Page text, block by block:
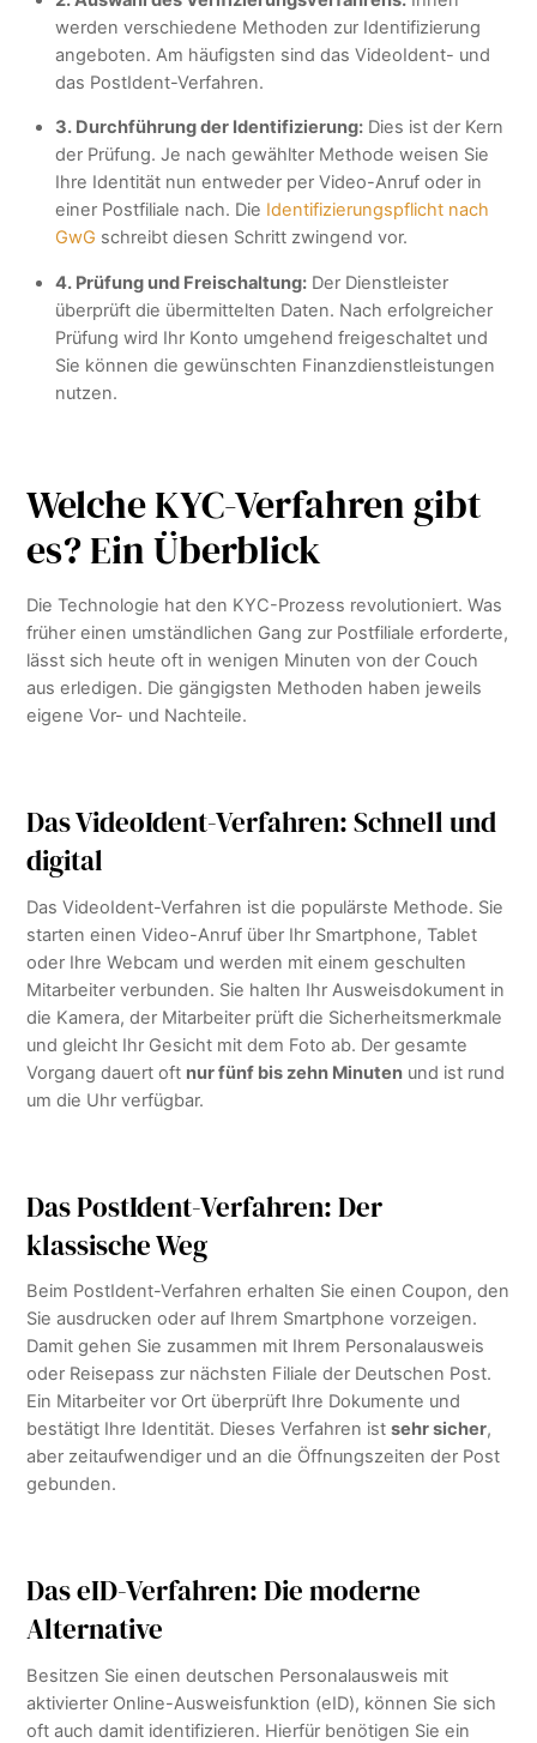
werden verschiedene Methoden zur Identifizierung
angeboten. Am häufigsten sind das VideoIdent- und
das PostIdent-Verfahren.
3. Durchführung der Identifizierung:Dies ist der Kern
der Prüfung. Je nach gewählter Methode weisen Sie
Ihre Identität nun entweder per Video-Anruf oder in
einer Postfiliale nach. Die Identifizierungspflicht nach
GwG schreibt diesen Schritt zwingend vor.
4. Prüfung und Freischaltung:Der Dienstleister
überprüft die übermittelten Daten. Nach erfolgreicher
Prüfung wird Ihr Konto umgehend freigeschaltet und
Sie können die gewünschten Finanzdienstleistungen
nutzen.
Welche KYC-Verfahren gibt
es? Ein Überblick
Die Technologie hat den KYC-Prozess revolutioniert. Was
früher einen umständlichen Gang zur Postfiliale erforderte,
lässt sich heute oft in wenigen Minuten von der Couch
aus erledigen. Die gängigsten Methoden haben jeweils
eigene Vor- und Nachteile.
Das VideoIdent-Verfahren: Schnell und
digital
Das VideoIdent-Verfahren ist die populärste Methode. Sie
starten einen Video-Anruf über Ihr Smartphone, Tablet
oder Ihre Webcam und werden mit einem geschulten
Mitarbeiter verbunden. Sie halten Ihr Ausweisdokument in
die Kamera, der Mitarbeiter prüft die Sicherheitsmerkmale
und gleicht Ihr Gesicht mit dem Foto ab. Der gesamte
Vorgang dauert oft nur fünf bis zehn Minuten und ist rund
um die Uhr verfügbar.
Das PostIdent-Verfahren: Der
klassische Weg
Beim PostIdent-Verfahren erhalten Sie einen Coupon, den
Sie ausdrucken oder auf Ihrem Smartphone vorzeigen.
Damit gehen Sie zusammen mit Ihrem Personalausweis
oder Reisepass zur nächsten Filiale der Deutschen Post.
Ein Mitarbeiter vor Ort überprüft Ihre Dokumente und
bestätigt Ihre Identität. Dieses Verfahren istsehr sicher,
aber zeitaufwendiger und an die Öffnungszeiten der Post
gebunden.
Das eID-Verfahren: Die moderne
Alternative
Besitzen Sie einen deutschen Personalausweis mit
aktivierter Online-Ausweisfunktion (eID), können Sie sich
oft auch damit identifizieren. Hierfür benötigen Sie ein